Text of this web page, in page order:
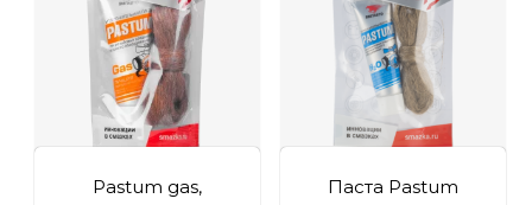
Pastum gas,
Паста Pastum